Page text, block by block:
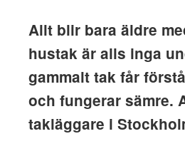
Allt blir bara äldre
hustak är alls inga
gammalt tak får
och fungerar sämre.
takläggare i